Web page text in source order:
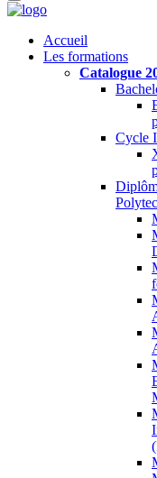
Accueil
Les formations
Catalogue
Cycle